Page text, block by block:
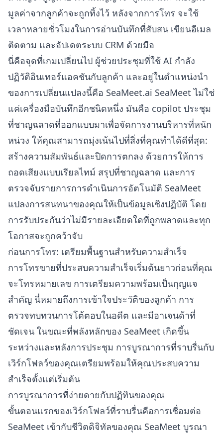
มูลค่าจากลูกค้าจะถูกทิ้งไว้ หลังจากการโทร จะใช้
เวลาหลายชั่วโมงในการอ่านบันทึกที่สับสน เขียนอีเมล
ติดตาม และอัปเดตระบบ CRM ด้วยมือ
นี่คือจุดที่เกมเปลี่ยนไป ผู้ช่วยประชุมที่ใช้ AI กำลัง
ปฏิวัติอินเทอร์แอคชันกับลูกค้า และอยู่ในตำแหน่งนำ
ของการเปลี่ยนแปลงนี้คือ SeaMeet.ai SeaMeet ไม่ใช่
แค่เครื่องมือบันทึกอีกชนิดหนึ่ง มันคือ copilot ประชุม
ที่ชาญฉลาดที่ออกแบบมาเพื่อจัดการงานบริหารที่หนัก
หน่วง ให้คุณสามารถมุ่งเน้นไปที่สิ่งที่คุณทำได้ดีที่สุด:
สร้างความสัมพันธ์และปิดการตกลง ด้วยการให้การ
ถอดเสียงแบบเรียลไทม์ สรุปที่ชาญฉลาด และการ
ตรวจจับรายการการดำเนินการอัตโนมัติ SeaMeet
แปลงการสนทนาของคุณให้เป็นข้อมูลเชิงปฏิบัติ โดย
การรับประกันว่าไม่มีรายละเอียดใดที่ถูกพลาดและทุก
โอกาสจะถูกคว้าจับ
ก่อนการโทร: เตรียมพื้นฐานสำหรับความสำเร็จ
การโทรขายที่ประสบความสำเร็จเริ่มต้นยาวก่อนที่คุณ
จะโทรหมายเลข การเตรียมความพร้อมเป็นกุญแจ
สำคัญ นี่หมายถึงการเข้าใจประวัติของลูกค้า การ
ตรวจทบทวนการโต้ตอบในอดีต และมีอาเจนด้าที่
ชัดเจน ในขณะที่พลังหลักของ SeaMeet เกิดขึ้น
ระหว่างและหลังการประชุม การบูรณาการที่ราบรื่นกับ
เวิร์กโฟลว์ของคุณเตรียมพร้อมให้คุณประสบความ
สำเร็จตั้งแต่เริ่มต้น
การบูรณาการที่ง่ายดายกับปฏิทินของคุณ
ขั้นตอนแรกของเวิร์กโฟลว์ที่ราบรื่นคือการเชื่อมต่อ
SeaMeet เข้ากับชีวิตดิจิทัลของคุณ SeaMeet บูรณา